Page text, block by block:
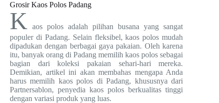
Grosir Kaos Polos Padang
K aos polos adalah pilihan busana yang sangat
populer di Padang. Selain fleksibel, kaos polos mudah
dipadukan dengan berbagai gaya pakaian. Oleh karena
itu, banyak orang di Padang memilih kaos polos sebagai
bagian dari koleksi pakaian sehari-hari mereka.
Demikian, artikel ini akan membahas mengapa Anda
harus memilih kaos polos di Padang, khususnya dari
Partnersablon, penyedia kaos polos berkualitas tinggi
dengan variasi produk yang luas.